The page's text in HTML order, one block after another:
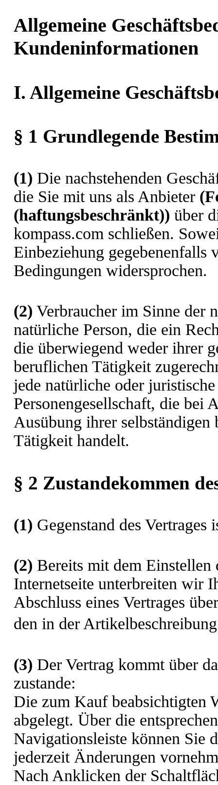
Allgemeine
Kundeninformationen
I. Allgemeine
§ 1 Grundlegende
(1) Die nachstehenden
die Sie mit uns als Anbieter (
(haftungsbeschränkt)) über
kompass.com schließen.
Einbeziehung gegebenenfalls
Bedingungen widersprochen.
(2) Verbraucher im Sinne der
natürliche Person, die ein
die überwiegend weder ihrer
beruflichen Tätigkeit
jede natürliche oder
Personengesellschaft, die bei
Ausübung ihrer
Tätigkeit handelt.
§ 2 Zustandekommen
(1) Gegenstand des
(2) Bereits mit dem Einstellen
Internetseite unterbreiten wir
Abschluss eines Vertrages
den in der
(3) Der Vertrag kommt über
zustande:
Die zum Kauf beabsichtigten
abgelegt. Über die
Navigationsleiste können Sie
jederzeit Änderungen
Nach Anklicken der